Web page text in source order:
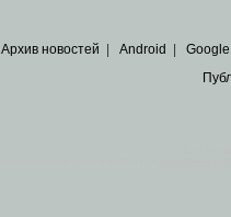
Архив новостей Android Google